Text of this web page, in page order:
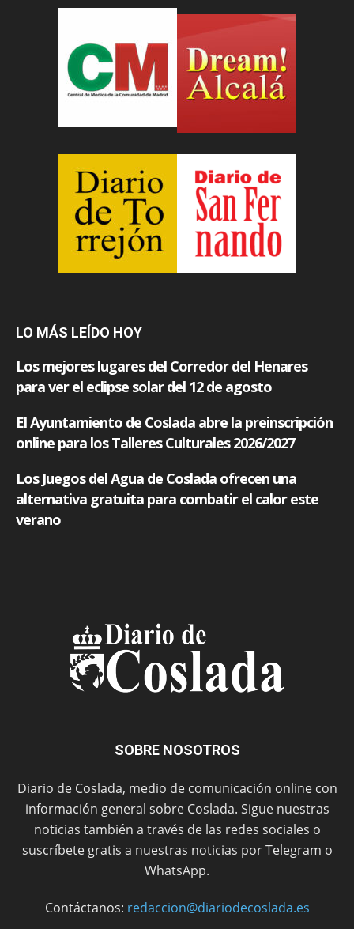
LO MÁS LEÍDO HOY
SOBRE NOSOTROS
Diario de Coslada, medio de comunicación online con
información general sobre Coslada. Sigue nuestras
noticias también a través de las redes sociales o
suscríbete gratis a nuestras noticias por Telegram o
WhatsApp.
Contáctanos: redaccion@diariodecoslada.es